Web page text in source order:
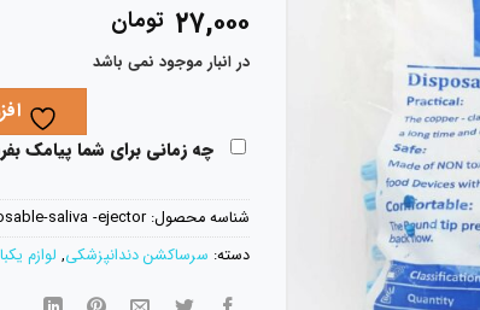
۲۷,۰۰۰ تومان
در انبار موجود نمی باشد
چه زمانی برای شما پیامک
شناسه محصول: saliva -ejector
دسته: سرساکشن دندانپزشکی, لوازم